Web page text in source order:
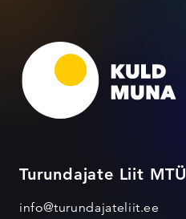
Turundajate Liit MTÜ
info@turundajateliit.ee